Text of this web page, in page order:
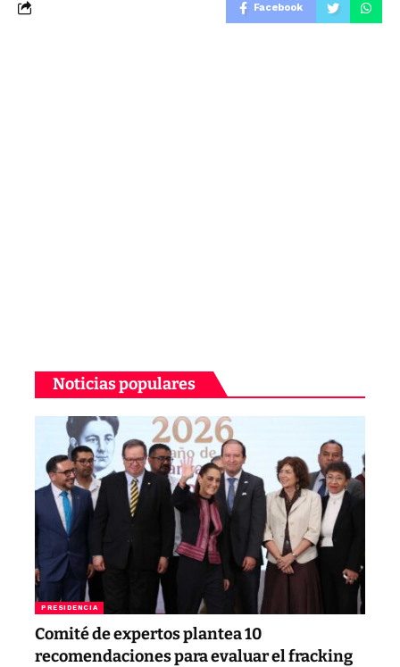
Facebook
Noticias populares
PRESIDENCIA
Comité de expertos plantea 10
recomendaciones para evaluar el fracking